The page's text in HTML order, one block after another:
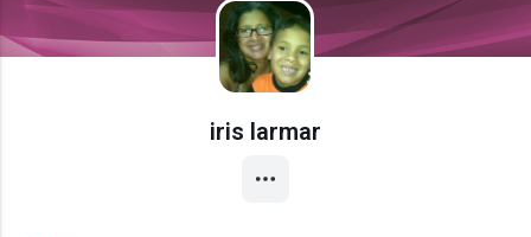
iris larmar